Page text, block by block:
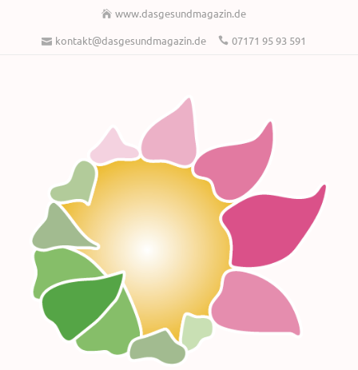
www.dasgesundmagazin.de
kontakt@dasgesundmagazin.de
07171 95 93 591